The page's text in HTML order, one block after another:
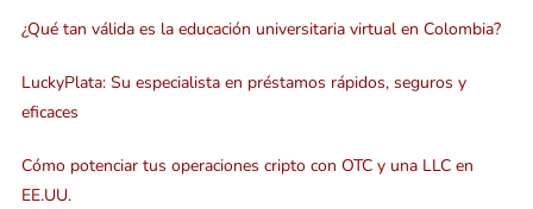
¿Qué tan válida es la educación universitaria virtual en Colombia?
LuckyPlata: Su especialista en préstamos rápidos, seguros y
eficaces
Cómo potenciar tus operaciones cripto con OTC y una LLC en
EE.UU.